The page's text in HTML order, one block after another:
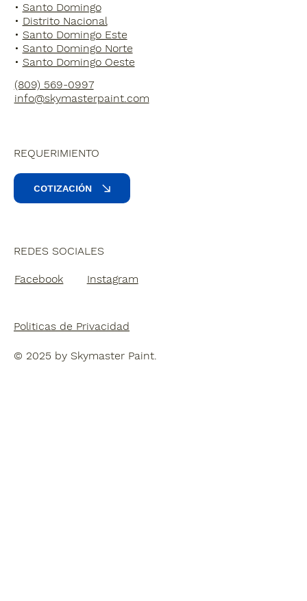
• Santo Domingo
• Distrito Nacional
• Santo Domingo Este
• Santo Domingo Norte
• Santo Domingo Oeste
(809) 569-0997
info@skymasterpaint.com
REDES SOCIALES
Facebook Instagram
REQUERIMIENTO
COTIZACIÓN
Politicas de Privacidad
© 2025 by Skymaster Paint.